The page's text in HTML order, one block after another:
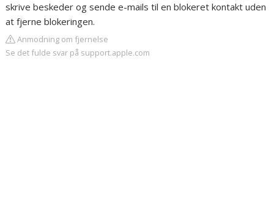
skrive beskeder og sende e-mails til en blokeret kontakt uden
at fjerne blokeringen.
Anmodning om fjernelse
Se det fulde svar på support.apple.com